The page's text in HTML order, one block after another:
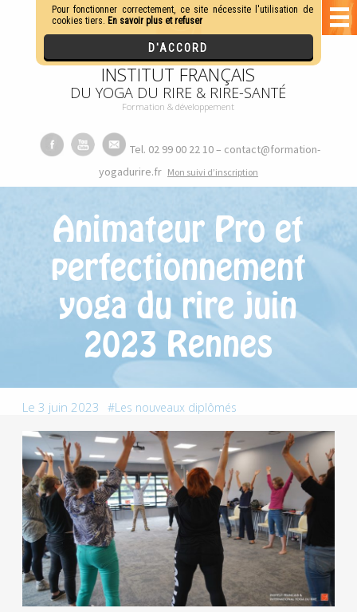
INSTITUT FRANÇAIS
DU YOGA DU RIRE & RIRE-SANTÉ
Formation & développement
Tel. 02 99 00 22 10 – contact@formation-
yogadurire.fr Mon suivi d’inscription
Animateur Pro et
perfectionnement
yoga du rire juin
2023 Rennes
Le 3 juin 2023 Les nouveaux diplômés